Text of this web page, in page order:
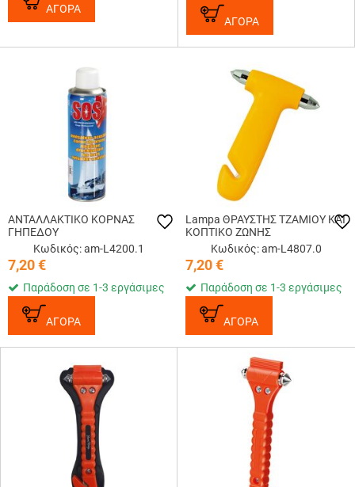
ΑΓΟΡΑ
ΑΓΟΡΑ
ΑΝΤΑΛΛΑΚΤΙΚΟ ΚΟΡΝΑΣ
ΓΗΠΕΔΟΥ
Κωδικός: am-L4200.1
7,20€
Παράδοση σε 1-3 εργάσιμες
ΑΓΟΡΑ
Lampa ΘΡΑΥΣΤΗΣ ΤΖΑΜΙΟΥ ΚΑΙ
ΚΟΠΤΙΚΟ ΖΩΝΗΣ
Κωδικός: am-L4807.0
7,20€
Παράδοση σε 1-3 εργάσιμες
ΑΓΟΡΑ